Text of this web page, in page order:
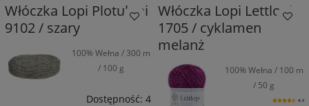
Włóczka Lopi Plotulopi
9102 / szary
100% Wełna / 300 m
/ 100 g
Dostępność: 4
Włóczka Lopi Lettlopi
1705 / cyklamen
melanż
100% Wełna / 100 m
/ 50 g
4.5